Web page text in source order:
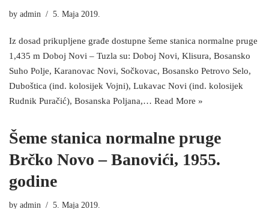
by admin 5. Maja 2019.
Iz dosad prikupljene građe dostupne šeme stanica normalne pruge
1,435 m Doboj Novi – Tuzla su: Doboj Novi, Klisura, Bosansko
Suho Polje, Karanovac Novi, Sočkovac, Bosansko Petrovo Selo,
Duboštica (ind. kolosijek Vojni), Lukavac Novi (ind. kolosijek
Rudnik Puračić), Bosanska Poljana,… Read More »
Šeme stanica normalne pruge
Brčko Novo – Banovići, 1955.
godine
by admin 5. Maja 2019.